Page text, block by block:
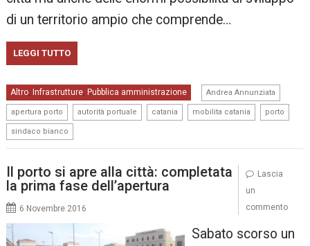
di un territorio ampio che comprende…
LEGGI TUTTO
Altro, Infrastrutture, Pubblica amministrazione Andrea Annunziata
apertura porto autorità portuale catania mobilita catania porto
sindaco bianco
Il porto si apre alla città: completata
la prima fase dell’apertura
6 Novembre 2016
Sabato scorso un
Lascia
un
commento